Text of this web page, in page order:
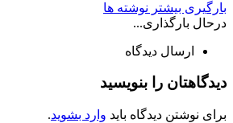
بارگیری بیشتر نوشته ها
درحال بارگذاری...
ارسال دیدگاه
دیدگاهتان را بنویسید
برای نوشتن دیدگاه باید وارد بشوید.